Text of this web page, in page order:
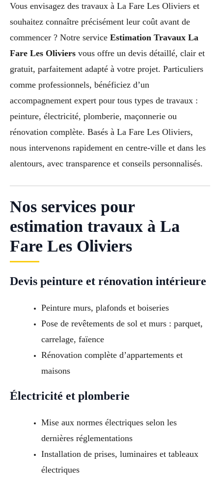
Vous envisagez des travaux à La Fare Les Oliviers et
souhaitez connaître précisément leur coût avant de
commencer ? Notre service Estimation Travaux La
Fare Les Oliviers vous offre un devis détaillé, clair et
gratuit, parfaitement adapté à votre projet. Particuliers
comme professionnels, bénéficiez d’un
accompagnement expert pour tous types de travaux :
peinture, électricité, plomberie, maçonnerie ou
rénovation complète. Basés à La Fare Les Oliviers,
nous intervenons rapidement en centre-ville et dans les
alentours, avec transparence et conseils personnalisés.
Nos services pour
estimation travaux à La
Fare Les Oliviers
Devis peinture et rénovation intérieure
Peinture murs, plafonds et boiseries
Pose de revêtements de sol et murs : parquet,
carrelage, faïence
Rénovation complète d’appartements et
maisons
Électricité et plomberie
Mise aux normes électriques selon les
dernières réglementations
Installation de prises, luminaires et tableaux
électriques